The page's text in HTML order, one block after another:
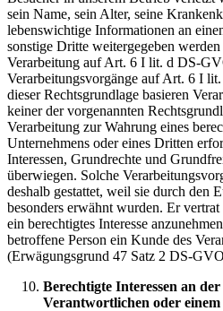
sein Name, sein Alter, seine
lebenswichtige Informationen an
sonstige Dritte weitergegeben
Verarbeitung auf Art. 6 I lit. d DS-
Verarbeitungsvorgänge auf Art. 6 I
dieser Rechtsgrundlage basieren
keiner der vorgenannten
Verarbeitung zur Wahrung eines
Unternehmens oder eines Dritten
Interessen, Grundrechte und
überwiegen. Solche
deshalb gestattet, weil sie durch den
besonders erwähnt wurden. Er
ein berechtigtes Interesse
betroffene Person ein Kunde des
(Erwägungsgrund 47 Satz 2 DS-
Berechtigte Interessen an
Verantwortlichen oder